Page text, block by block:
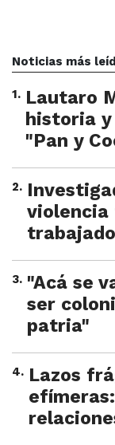
Noticias más
1. Lautaro
historia
"Pan y
2.
violencia
3. "Acá se
ser
patria"
4. Lazos